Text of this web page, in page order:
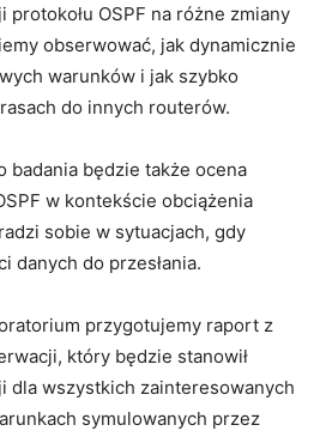
OSPF na różne zmiany
obserwować, jak dynamicznie
warunków i jak szybko
do ‌innych ‌routerów.
badania będzie ​także ocena
w⁤ kontekście obciążenia
sobie‍ w⁤ sytuacjach, gdy‍
danych do przesłania.
przygotujemy raport z
⁣który będzie stanowił
dla wszystkich zainteresowanych
symulowanych przez